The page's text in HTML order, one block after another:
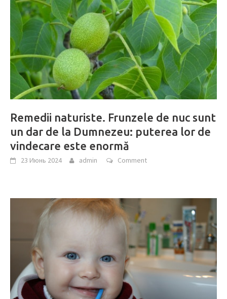
Remedii naturiste. Frunzele de nuc sunt
un dar de la Dumnezeu: puterea lor de
vindecare este enormă
23 Июнь 2024 admin Comment